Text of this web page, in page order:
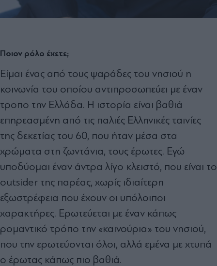
Ποιον ρόλο έχετε;
Είμαι ένας από τους ψαράδες του νησιού η
κοινωνία του οποίου αντιπροσωπεύει με έναν
τροπο την Ελλάδα. Η ιστορία είναι βαθιά
επηρεασμένη από τις παλιές Ελληνικές ταινίες
της δεκετίας του 60, που ήταν μέσα στα
χρώματα στη ζωντάνια, τους έρωτες. Εγώ
υποδύομαι έναν άντρα λίγο κλειστό, που είναι το
outsider της παρέας, χωρίς ιδιαίτερη
εξωστρέφεια που έχουν οι υπόλοιποι
χαρακτήρες. Ερωτεύεται με έναν κάπως
ρομαντικό τρόπο την «καινούρια» του νησιού,
που την ερωτεύονται όλοι, αλλά εμένα με χτυπά
ο έρωτας κάπως πιο βαθιά.